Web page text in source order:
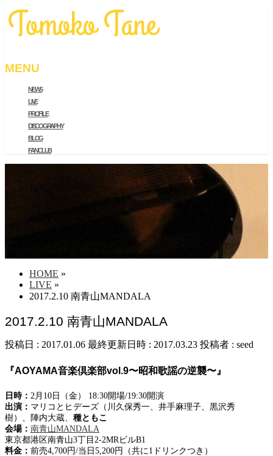
MENU
NEWS
LIVE
PROFILE
DISCOGRAPHY
BLOG
FAN CLUB
HOME »
LIVE »
2017.2.10 南青山MANDALA
2017.2.10 南青山MANDALA
投稿日 : 2017.01.06 最終更新日時 : 2017.03.23 投稿者 : seed
『AOYAMA音楽倶楽部vol.9〜昭和歌謡の逆襲〜』
日時： 2月10日（金） 18:30開場/19:30開演
出演： マリコとヒデーズ（川久保秀一、井手麻理子、黒沢秀
樹）、陣内大蔵、 種ともこ
会場： 南青山MANDALA
東京都港区南青山3丁目2-2MRビルB1
料金： 前売4,700円/当日5,200円（共に1ドリンクつき）